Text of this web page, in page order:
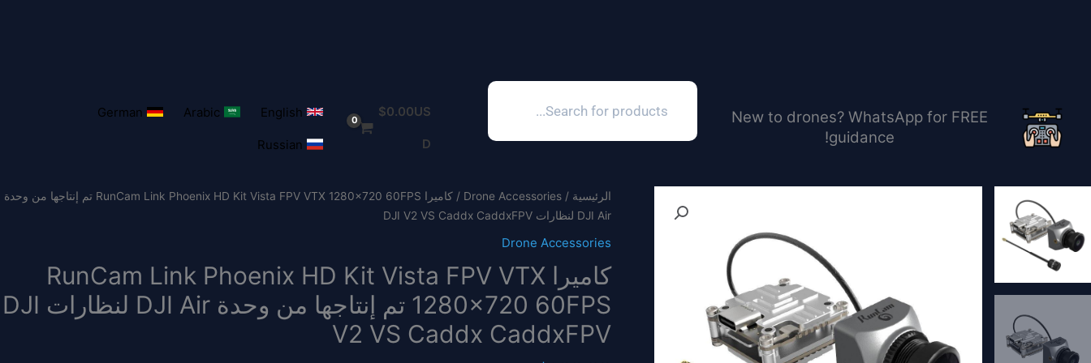
New to drones? WhatsApp for FREE
guidance!
search
$0.00US
D
English
Arabic
German
Russian
الرئيسية /
Drone Accessories
/ كاميرا RunCam Link Phoenix HD Kit Vista FPV VTX 1280×720 60FPS تم إنتاجها من وحدة
DJI Air لنظارات DJI V2 VS Caddx CaddxFPV
Drone Accessories
كاميرا RunCam Link Phoenix HD Kit Vista FPV VTX
1280×720 60FPS تم إنتاجها من وحدة DJI Air لنظارات DJI
V2 VS Caddx CaddxFPV